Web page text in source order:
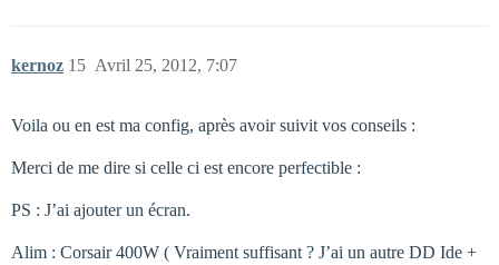
kernoz Avril 25, 2012, 7:07
15
Voila ou en est ma config, après avoir suivit vos conseils :
Merci de me dire si celle ci est encore perfectible :
PS : J’ai ajouter un écran.
Alim : Corsair 400W ( Vraiment suffisant ? J’ai un autre DD Ide +